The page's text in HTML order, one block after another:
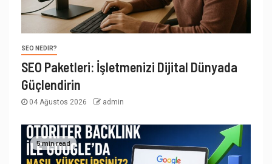
SEO NEDIR?
SEO Paketleri: İşletmenizi Dijital Dünyada
Güçlendirin
04 Ağustos 2026 admin
5 min read